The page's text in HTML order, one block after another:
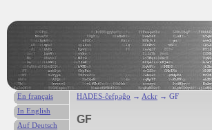
HADES-ĉefpaĝo → Ackr → GF
GF
En français
In English
Auf Deutsch